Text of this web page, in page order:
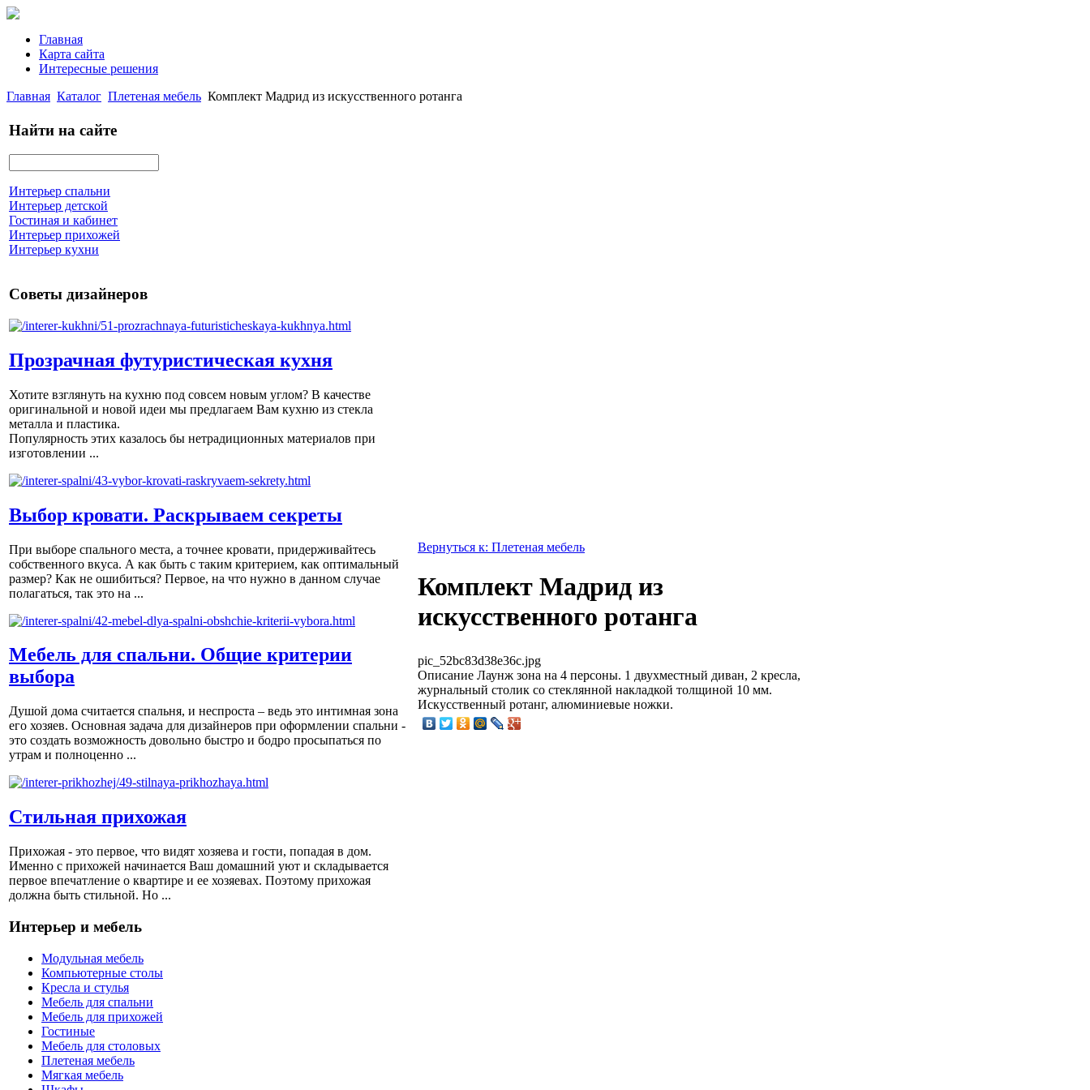
Главная
Карта сайта
Интересные решения
Главная Каталог Плетеная мебель Комплект Мадрид из искусственного ротанга
Найти на сайте
Интерьер спальни
Интерьер детской
Гостиная и кабинет
Интерьер прихожей
Интерьер кухни
Советы дизайнеров
Прозрачная футуристическая кухня
Хотите взглянуть на кухню под совсем новым углом? В качестве
оригинальной и новой идеи мы предлагаем Вам кухню из стекла
металла и пластика.
Популярность этих казалось бы нетрадиционных материалов при
изготовлении ...
Выбор кровати. Раскрываем секреты
При выборе спального места, а точнее кровати, придерживайтесь
собственного вкуса. А как быть с таким критерием, как оптимальный
размер? Как не ошибиться? Первое, на что нужно в данном случае
полагаться, так это на ...
Мебель для спальни. Общие критерии
выбора
Душой дома считается спальня, и неспроста – ведь это интимная зона
его хозяев. Основная задача для дизайнеров при оформлении спальни -
это создать возможность довольно быстро и бодро просыпаться по
утрам и полноценно ...
Стильная прихожая
Прихожая - это первое, что видят хозяева и гости, попадая в дом.
Именно с прихожей начинается Ваш домашний уют и складывается
первое впечатление о квартире и ее хозяевах. Поэтому прихожая
должна быть стильной. Но ...
Интерьер и мебель
Модульная мебель
Компьютерные столы
Кресла и стулья
Мебель для спальни
Мебель для прихожей
Гостиные
Мебель для столовых
Плетеная мебель
Мягкая мебель
Вернуться к: Плетеная мебель
Комплект Мадрид из
искусственного ротанга
pic_52bc83d38e36c.jpg
Описание Лаунж зона на 4 персоны. 1 двухместный диван, 2 кресла,
журнальный столик со стеклянной накладкой толщиной 10 мм.
Искусственный ротанг, алюминиевые ножки.